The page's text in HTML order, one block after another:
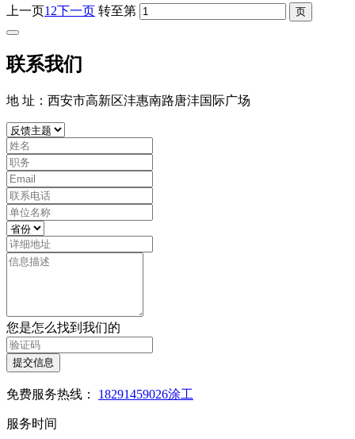
上一页1 2下一页 转至第
联系我们
地 址：西安市高新区沣惠南路唐沣国际广场
您是怎么找到我们的
提交信息
免费服务热线： 18291459026涂工
服务时间